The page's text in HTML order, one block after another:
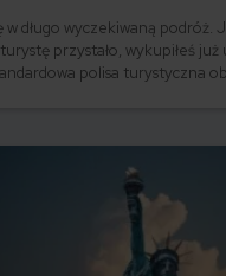
w długo wyczekiwaną podróż.
przystało, wykupiłeś
polisa turystyczna
zdrowotne na wyjazd.